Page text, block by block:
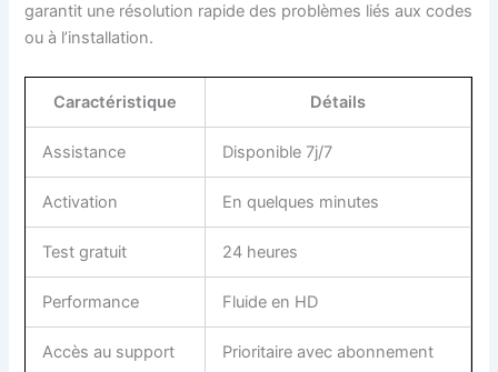
garantit une résolution rapide des problèmes liés aux codes
ou à l’installation.
Caractéristique Détails
Assistance Disponible 7j/7
Activation En quelques minutes
Test gratuit 24 heures
Performance Fluide en HD
Accès au support Prioritaire avec abonnement